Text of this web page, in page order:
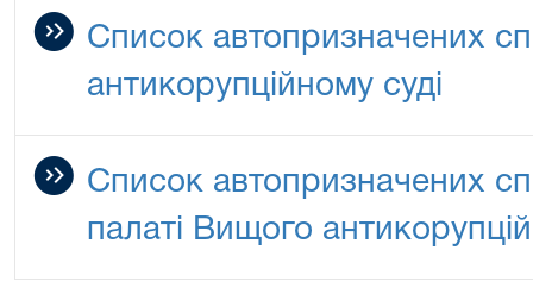
Список автопризначених
антикорупційному суді
Список автопризначених
палаті Вищого